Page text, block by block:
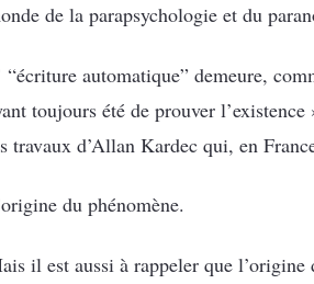
de la parapsychologie et du
“écriture automatique” demeure,
toujours été de prouver
travaux d’Allan Kardec qui, en
du phénomène.
il est aussi à rappeler que